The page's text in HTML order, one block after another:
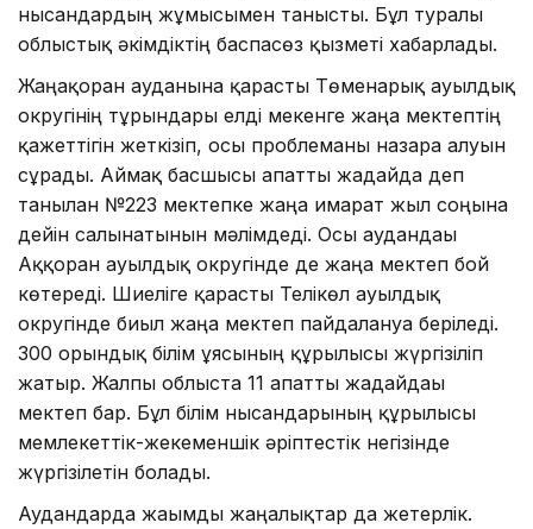
нысандардың жұмысымен танысты. Бұл туралы
облыстық әкімдіктің баспасөз қызметі хабарлады.
Жаңақорған ауданына қарасты Төменарық ауылдық
округінің тұрғындары елді мекенге жаңа мектептің
қажеттігін жеткізіп, осы проблеманы назарға алуын
сұрады. Аймақ басшысы апатты жағдайда деп
танылған №223 мектепке жаңа ғимарат жыл соңына
дейін салынатынын мәлімдеді. Осы аудандағы
Аққорған ауылдық округінде де жаңа мектеп бой
көтереді. Шиеліге қарасты Телікөл ауылдық
округінде биыл жаңа мектеп пайдалануға беріледі.
300 орындық білім ұясының құрылысы жүргізіліп
жатыр. Жалпы облыста 11 апатты жағдайдағы
мектеп бар. Бұл білім нысандарының құрылысы
мемлекеттік-жекеменшік әріптестік негізінде
жүргізілетін болады.
Аудандарда жағымды жаңалықтар да жетерлік.